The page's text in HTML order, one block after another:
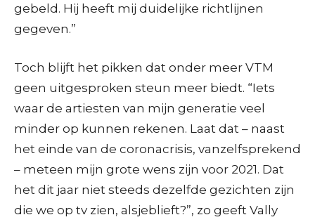
gebeld. Hij heeft mij duidelijke richtlijnen
gegeven.”
Toch blijft het pikken dat onder meer VTM
geen uitgesproken steun meer biedt. “Iets
waar de artiesten van mijn generatie veel
minder op kunnen rekenen. Laat dat – naast
het einde van de coronacrisis, vanzelfsprekend
– meteen mijn grote wens zijn voor 2021. Dat
het dit jaar niet steeds dezelfde gezichten zijn
die we op tv zien, alsjeblieft?”, zo geeft Vally